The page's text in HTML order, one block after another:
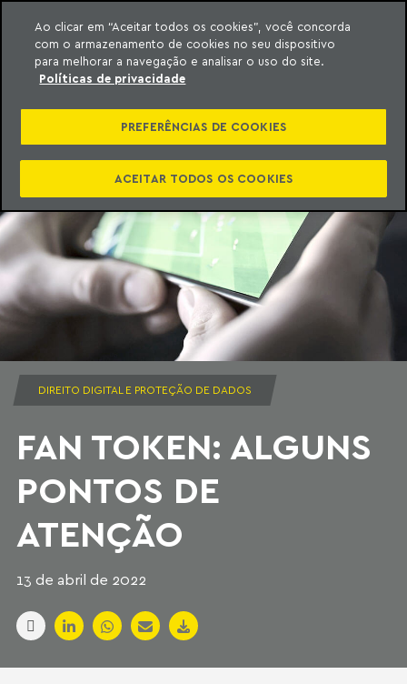
o conteúdo
Machado Meyer
DIREITO DIGITAL E PROTEÇÃO DE DADOS
FAN TOKEN: ALGUNS
PONTOS DE
ATENÇÃO
13 de abril de 2022
Ao clicar em “Aceitar todos os cookies”, você concorda
com o armazenamento de cookies no seu dispositivo
para melhorar a navegação e analisar o uso do site.
Políticas de privacidade
PREFERÊNCIAS DE COOKIES
ACEITAR TODOS OS COOKIES